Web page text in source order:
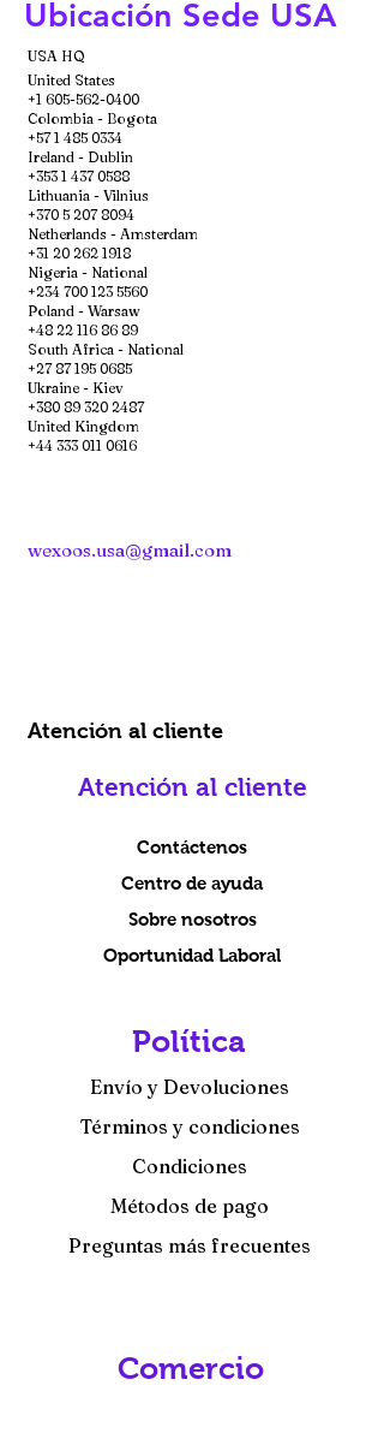
Ubicación Sede USA
USA HQ
United States
+1 605-562-0400
Colombia - Bogota
+57 1 485 0334
Ireland - Dublin
+353 1 437 0588
Lithuania - Vilnius
+370 5 207 8094
Netherlands - Amsterdam
+31 20 262 1918
Nigeria - National
+234 700 123 5560
Poland - Warsaw
+48 22 116 86 89
South Africa - National
+27 87 195 0685
Ukraine - Kiev
+380 89 320 2487
United Kingdom
+44 333 011 0616
wexoos.usa@gmail.com
Atención al cliente
Atención al cliente
Contáctenos
Centro de ayuda
Sobre nosotros
Oportunidad Laboral
Política
Envío y Devoluciones
Términos y condiciones
Condiciones
Métodos de pago
Preguntas más frecuentes
Comercio